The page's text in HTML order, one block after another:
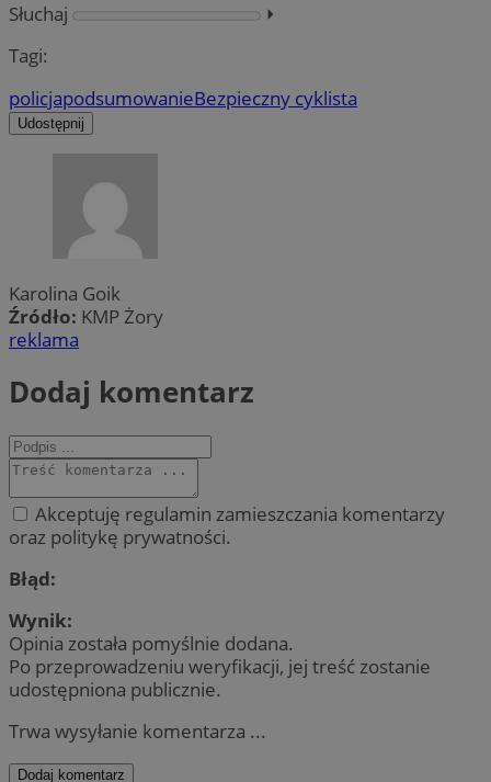
Słuchaj
⏵︎
Tagi:
policjapodsumowanieBezpieczny cyklista
Udostępnij
Karolina Goik
Źródło: KMP Żory
reklama
Dodaj komentarz
Akceptuję regulamin zamieszczania komentarzy
oraz politykę prywatności.
Błąd:
Wynik:
Opinia została pomyślnie dodana.
Po przeprowadzeniu weryfikacji, jej treść zostanie
udostępniona publicznie.
Trwa wysyłanie komentarza ...
Dodaj komentarz